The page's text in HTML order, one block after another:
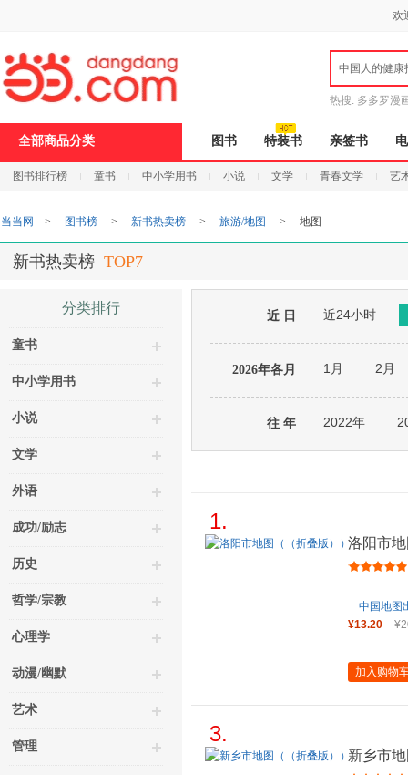
欢
中国人的健康
热搜: 多多罗漫
全部商品分类 图书 特装书 亲签书
图书排行榜 童书 中小学用书 小说 文学 青春文学 艺
打
开
无
障
页
加
当当网 > 图书榜 > 新书热卖榜 > 旅游/地图 > 地图
新书热卖榜 TOP7
分类排行
童书
中小学用书
小说
文学
外语
成功/励志
历史
哲学/宗教
心理学
动漫/幽默
艺术
管理
近 日 近24小时
2026年各月 1月 2月
往 年 2022年
1.
洛阳市
中国地图
¥13.20
加入购物
3.
新乡市